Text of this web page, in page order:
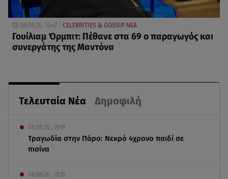
Τελευταία Νέα Δημοφιλή
08.08.26 , 19:19
Τραγωδία στην Πάρο: Νεκρό 4χρονο παιδί σε
πισίνα
08.08.26 , 18:51
08.08.26, 10:47 CELEBRITIES & GOSSIP ΝΕΑ
Γουίλιαμ Όρμπιτ: Πέθανε στα 69 ο παραγωγός και
συνεργάτης της Μαντόνα